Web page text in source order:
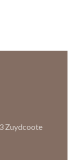
Zuydcoote((öffnet